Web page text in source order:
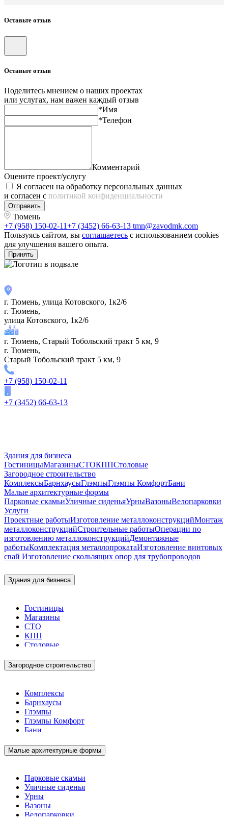
Оставьте отзыв
Оставьте отзыв
Поделитесь мнением о наших проектах
или услугах, нам важен каждый отзыв
*Имя
*Телефон
Комментарий
Оцените проект/услугу
Я согласен на обработку персональных данных
и согласен с политикой конфиденциальности
Отправить
Тюмень
+7 (958) 150-02-11+7 (3452) 66-63-13 tmn@zavodmk.com
Пользуясь сайтом, вы соглашаетесь с использованием cookies
для улучшения вашего опыта.
Принять
г. Тюмень, улица Котовского, 1к2/6
г. Тюмень,
улица Котовского, 1к2/6
г. Тюмень, Старый Тобольский тракт 5 км, 9
г. Тюмень,
Старый Тобольский тракт 5 км, 9
+7 (958) 150-02-11
+7 (3452) 66-63-13
Здания для бизнеса
ГостиницыМагазиныСТОКППСтоловые
Загородное строительство
КомплексыБарнхаусыГлэмпыГлэмпы КомфортБани
Малые архитектурные формы
Парковые скамьиУличные сиденьяУрныВазоныВелопарковки
Услуги
Проектные работыИзготовление металлоконструкцийМонтаж
металлоконструкцийСтроительные работыОперации по
изготовлению металлоконструкцийДемонтажные
работыКомплектация металлопрокатаИзготовление винтовых
свай Изготовление скользящих опор для трубопроводов
Здания для бизнеса
Гостиницы
Магазины
СТО
КПП
Столовые
Загородное строительство
Комплексы
Барнхаусы
Глэмпы
Глэмпы Комфорт
Бани
Малые архитектурные формы
Парковые скамьи
Уличные сиденья
Урны
Вазоны
Велопарковки